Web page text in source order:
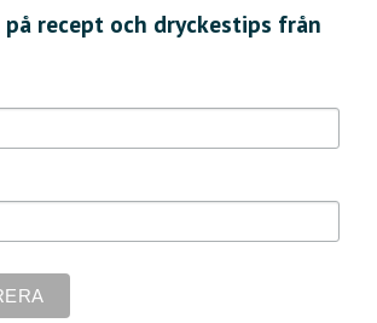
på recept och dryckestips från